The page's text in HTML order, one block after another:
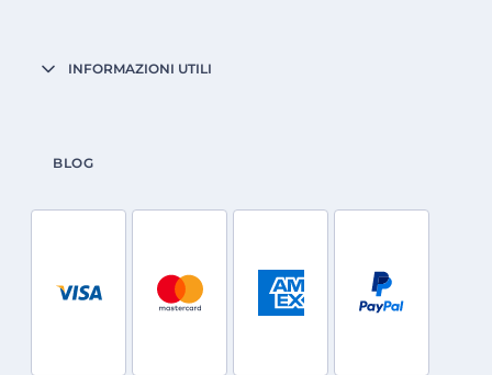
INFORMAZIONI UTILI
BLOG